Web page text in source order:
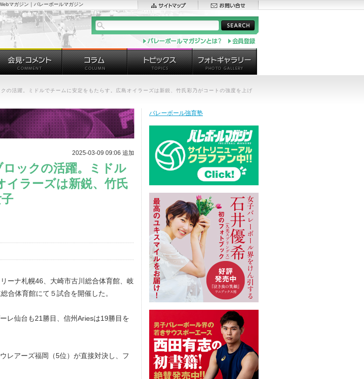
マガジン｜バレーボールマガジン
の活躍。ミドルでチームに安定をもたらす。広島オイラーズは新鋭、竹氏彩乃がコートの強度を上げ
2025-03-09 09:06 追加
ックの活躍。ミドル
イラーズは新鋭、竹氏
ーナ札幌46、大崎市古川総合体育館、岐
合体育館にて５試合を開催した。
レ仙台も21勝目、信州Ariesは19勝目を
レアーズ福岡（5位）が直接対決し、フ
バレーボール強育塾